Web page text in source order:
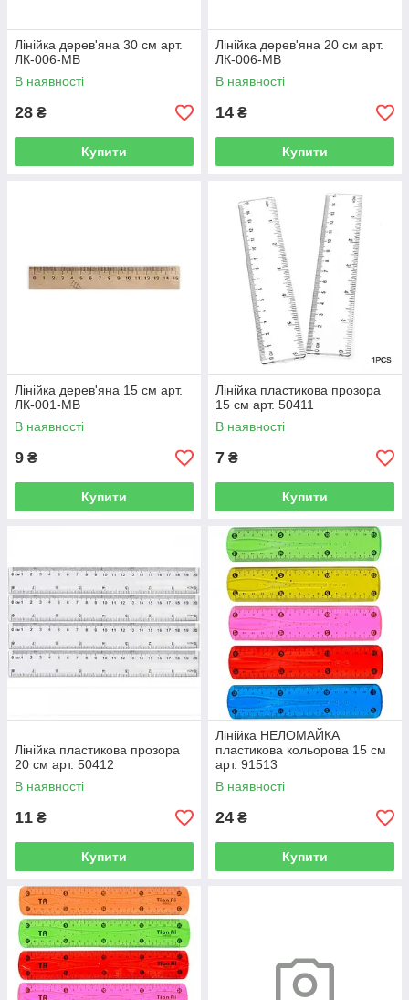
Лінійка дерев'яна 30 см арт.
ЛК-006-МВ
В наявності
28 ₴
Купити
Лінійка дерев'яна 20 см арт.
ЛК-006-МВ
В наявності
14 ₴
Купити
Лінійка дерев'яна 15 см арт.
ЛК-001-МВ
В наявності
9 ₴
Купити
Лінійка пластикова прозора
15 см арт. 50411
В наявності
7 ₴
Купити
Лінійка пластикова прозора
20 см арт. 50412
В наявності
11 ₴
Купити
Лінійка НЕЛОМАЙКА
пластикова кольорова 15 см
арт. 91513
В наявності
24 ₴
Купити